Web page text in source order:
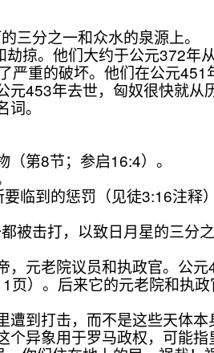
三分之一和众水的泉源上。
掠。他们大约于公元372年
重的破坏。他们在公元
453年去世，匈奴很快就从
。
第8节；参启16:4）。
临到的惩罚（见徒3:16注释）
被击打，以致日月星的三分
老院议员和执政官。公元
）。后来它的元老院和执政
到打击，而不是这些天体本
异象用于罗马政权，可能指